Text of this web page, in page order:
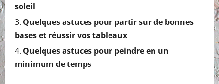
soleil
Quelques astuces pour partir sur de bonnes
bases et réussir vos tableaux
Quelques astuces pour peindre en un
minimum de temps